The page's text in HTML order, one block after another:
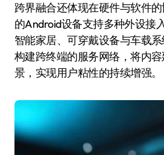
跨界融合还体现在硬件与软件
的Android设备支持多种外设接
智能家居、可穿戴设备与车载
构建跨终端的服务网络，将内
景，实现用户粘性的持续增强。